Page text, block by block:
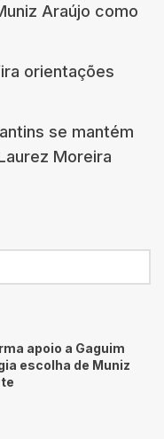
Araújo como
orientações
se mantém
Moreira
apoio a Gaguim
escolha de Muniz